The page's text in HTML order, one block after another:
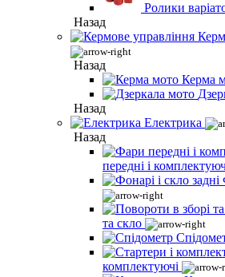
Ролики
Назад
Назад
Керма
Назад
Електрика
Назад
передні і
та скло
комплектуючі